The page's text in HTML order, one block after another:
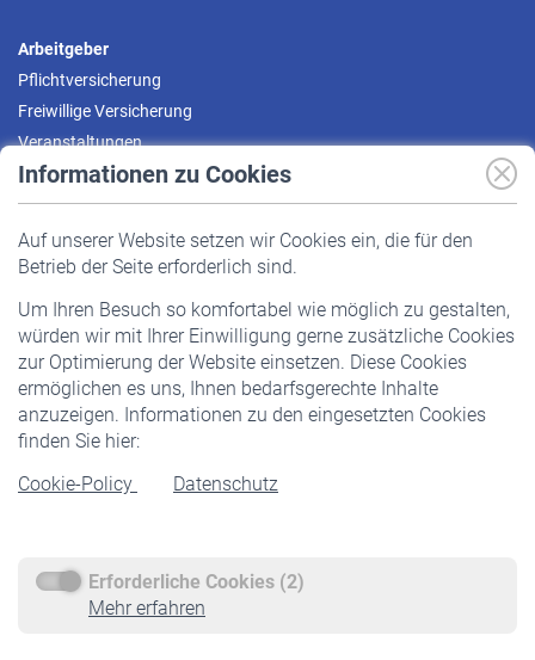
Informationen zu Cookies
Auf unserer Website setzen wir Cookies ein, die für den
Betrieb der Seite erforderlich sind.
Um Ihren Besuch so komfortabel wie möglich zu gestalten,
würden wir mit Ihrer Einwilligung gerne zusätzliche Cookies
zur Optimierung der Website einsetzen. Diese Cookies
ermöglichen es uns, Ihnen bedarfsgerechte Inhalte
anzuzeigen. Informationen zu den eingesetzten Cookies
finden Sie hier:
Cookie-Policy
Datenschutz
Erforderliche Cookies (2)
Mehr erfahren
Arbeitgeber
Pflichtversicherung
Freiwillige Versicherung
Veranstaltungen
Pflichtversicherung
Staatliche Förderung
Veranstaltungen
Rentner
Rentenbeginn
Rente beantragen
Service
Informationen